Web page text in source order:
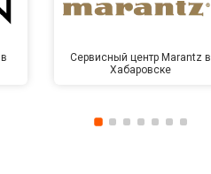
Сервисный центр Marantz в
Хабаровске